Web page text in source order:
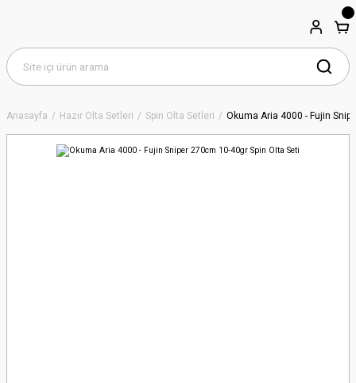
Anasayfa Hazır Olta Setleri Spin Olta Setleri Okuma Aria 4000 - Fujin